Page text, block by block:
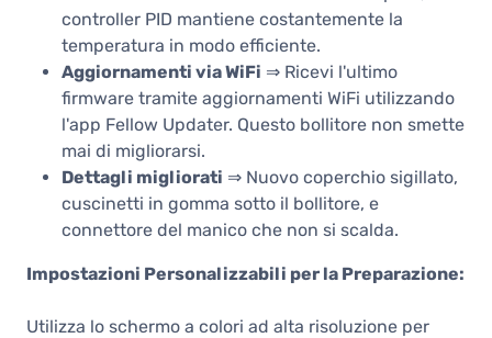
controller PID mantiene costantemente la
temperatura in modo efficiente.
Aggiornamenti via WiFi ⇒ Ricevi l'ultimo
firmware tramite aggiornamenti WiFi utilizzando
l'app Fellow Updater. Questo bollitore non smette
mai di migliorarsi.
Dettagli migliorati ⇒ Nuovo coperchio sigillato,
cuscinetti in gomma sotto il bollitore, e
connettore del manico che non si scalda.
Impostazioni Personalizzabili per la Preparazione:
Utilizza lo schermo a colori ad alta risoluzione per